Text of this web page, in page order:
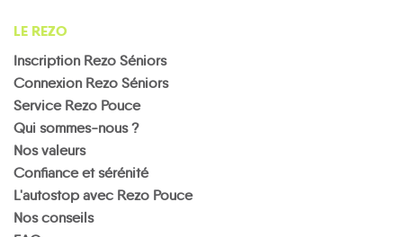
LE REZO
Inscription Rezo Séniors
Connexion Rezo Séniors
Service Rezo Pouce
Qui sommes-nous ?
Nos valeurs
Confiance et sérénité
L'autostop avec Rezo Pouce
Nos conseils